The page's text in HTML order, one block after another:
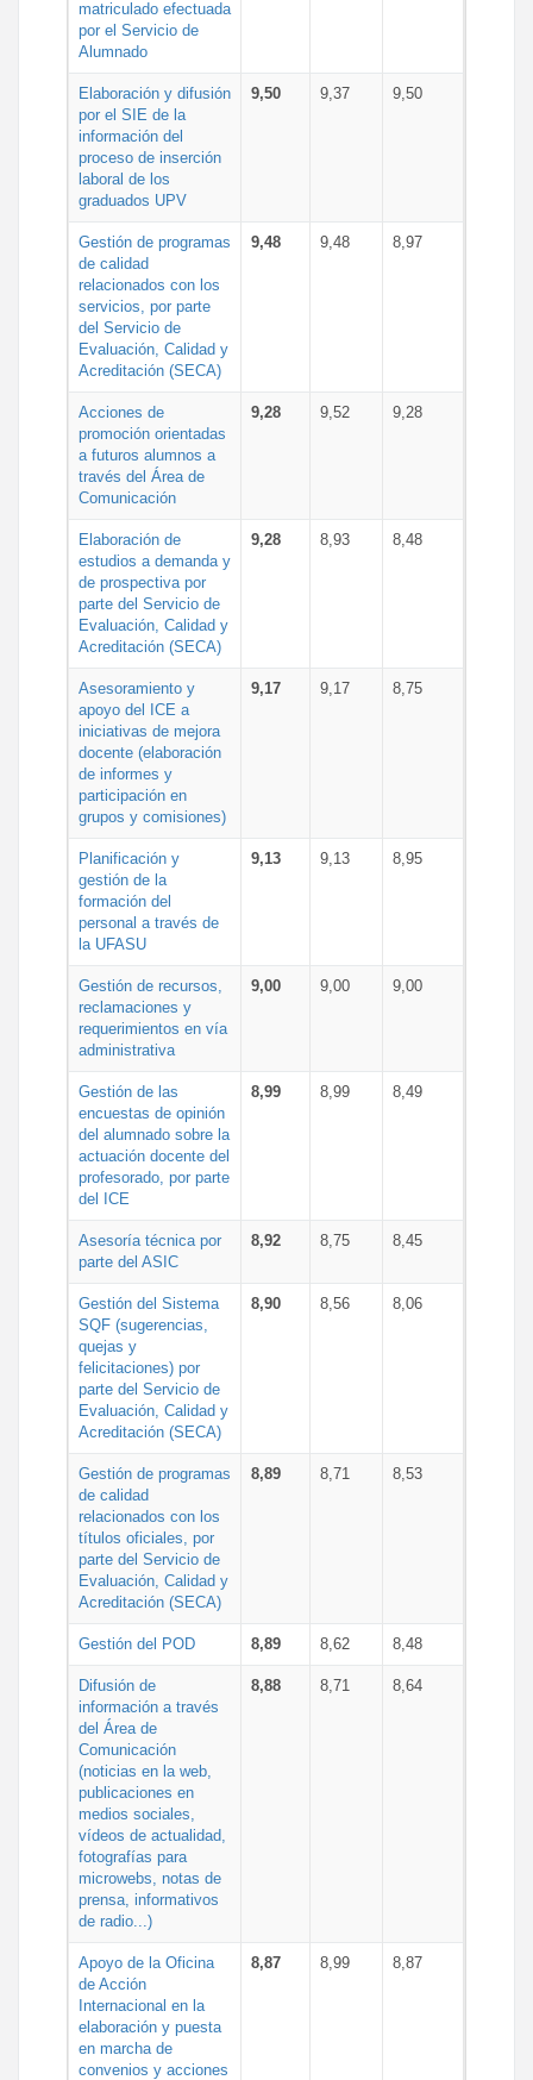
matriculado efectuada
por el Servicio de
Alumnado
Elaboración y difusión
por el SIE de la
información del
proceso de inserción
laboral de los
graduados UPV
9,50 9,37 9,50
Gestión de programas
de calidad
relacionados con los
servicios, por parte
del Servicio de
Evaluación, Calidad y
Acreditación (SECA)
9,48 9,48 8,97
Acciones de
promoción orientadas
a futuros alumnos a
través del Área de
Comunicación
9,28 9,52 9,28
Elaboración de
estudios a demanda y
de prospectiva por
parte del Servicio de
Evaluación, Calidad y
Acreditación (SECA)
9,28 8,93 8,48
Asesoramiento y
apoyo del ICE a
iniciativas de mejora
docente (elaboración
de informes y
participación en
grupos y comisiones)
9,17 9,17 8,75
Planificación y
gestión de la
formación del
personal a través de
la UFASU
9,13 9,13 8,95
Gestión de recursos,
reclamaciones y
requerimientos en vía
administrativa
9,00 9,00 9,00
Gestión de las
encuestas de opinión
del alumnado sobre la
actuación docente del
profesorado, por parte
del ICE
8,99 8,99 8,49
Asesoría técnica por
parte del ASIC
8,92 8,75 8,45
Gestión del Sistema
SQF (sugerencias,
quejas y
felicitaciones) por
parte del Servicio de
Evaluación, Calidad y
Acreditación (SECA)
8,90 8,56 8,06
Gestión de programas
de calidad
relacionados con los
títulos oficiales, por
parte del Servicio de
Evaluación, Calidad y
Acreditación (SECA)
8,89 8,71 8,53
Gestión del POD 8,89 8,62 8,48
Difusión de
información a través
del Área de
Comunicación
(noticias en la web,
publicaciones en
medios sociales,
vídeos de actualidad,
fotografías para
microwebs, notas de
prensa, informativos
de radio...)
8,88 8,71 8,64
Apoyo de la Oficina
de Acción
Internacional en la
elaboración y puesta
en marcha de
convenios y acciones
8,87 8,99 8,87